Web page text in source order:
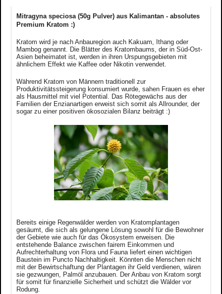
Mitragyna speciosa (50g Pulver) aus Kalimantan - absolutes
Premium Kratom :)
Kratom wird je nach Anbauregion auch Kakuam, Ithang oder
Mambog genannt. Die Blätter des Kratombaums, der in Süd-Ost-
Asien beheimatet ist, werden in ihren Urspungsgebieten mit
ähnlichem Effekt wie Kaffee oder Nikotin verwendet.
Während Kratom von Männern traditionell zur
Produktivitätssteigerung konsumiert wurde, sahen Frauen es eher
als Hausmittel mit viel Potential. Das Rötegewächs aus der
Familien der Enzianartigen erweist sich somit als Allrounder, der
sogar zu einer positiven ökosozialen Bilanz beiträgt :)
Bereits einige Regenwälder werden von Kratomplantagen
gesäumt, die sich als gelungene Lösung sowohl für die Bewohner
der Gebiete wie auch für das Ökosystem erweisen. Die
entstehende Balance zwischen fairem Einkommen und
Aufrechterhaltung von Flora und Fauna liefert einen wichtigen
Baustein im Puncto Nachhaltigkeit. Könnten die Menschen nicht
mit der Bewirtschaftung der Plantagen ihr Geld verdienen, wären
sie gezwungen, Palmöl anzubauen. Der Anbau von Kratom sorgt
für somit für finanzielle Sicherheit und schützt die Wälder vor
Rodung.